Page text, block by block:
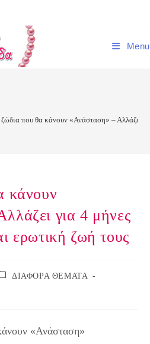
Menu
που θα κάνουν «Ανάσταση» – Αλλάζει
κάνουν
για 4 μήνες
ερωτική ζωή τους
ΔΙΑΦΟΡΑ ΘΕΜΑΤΑ
«Ανάσταση»